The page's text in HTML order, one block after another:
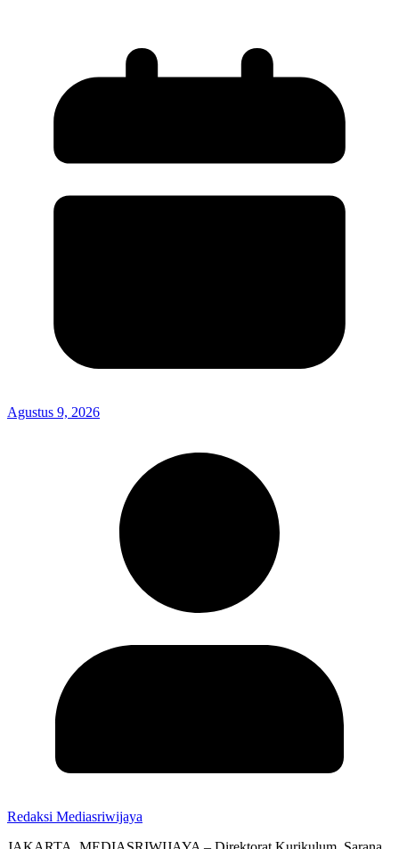
Agustus 9, 2026
Redaksi Mediasriwijaya